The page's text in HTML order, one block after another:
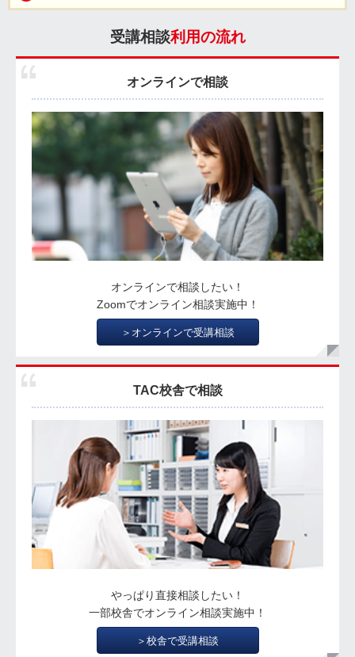
受講相談利用の流れ
オンラインで相談
オンラインで相談したい！
Zoomでオンライン相談実施中！
＞オンラインで受講相談
TAC校舎で相談
やっぱり直接相談したい！
一部校舎でオンライン相談実施中！
＞校舎で受講相談